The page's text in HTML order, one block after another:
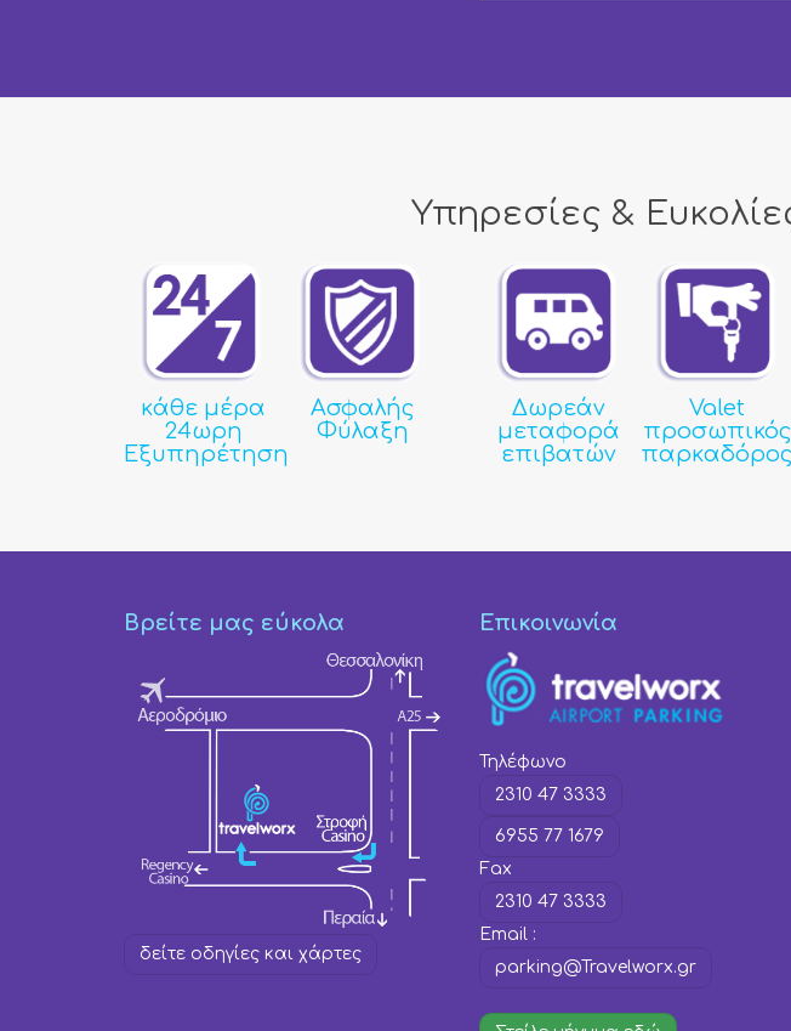
Υπηρεσίες &
κάθε μέρα
24ωρη
Εξυπηρέτηση
Ασφαλής
Φύλαξη
Δωρεάν
μεταφορά
επιβατών
Valet
προσωπικός
παρκαδόρος
Βρείτε μας εύκολα
δείτε οδηγίες και χάρτες
Επικοινωνία
Τηλέφωνο
2310 47 3333
6955 77 1679
Fax
2310 47 3333
Εmail :
parking@Travelworx.gr